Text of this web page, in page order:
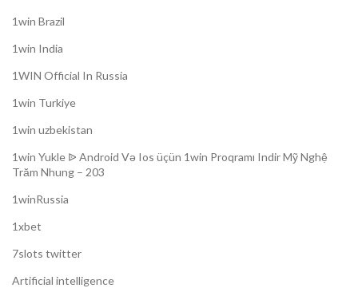
1win Brazil
1win India
1WIN Official In Russia
1win Turkiye
1win uzbekistan
1win Yukle ᐉ Android Və Ios üçün 1win Proqramı Indir Mỹ Nghệ
Trăm Nhung – 203
1winRussia
1xbet
7slots twitter
Artificial intelligence